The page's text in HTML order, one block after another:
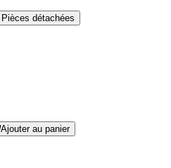
Pièces détachées
Ajouter au panier